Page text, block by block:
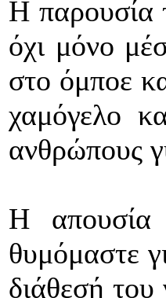
Η παρουσία
όχι μόνο
στο όμποε
χαμόγελο
ανθρώπους
Η απουσία
θυμόμαστε
διάθεσή του